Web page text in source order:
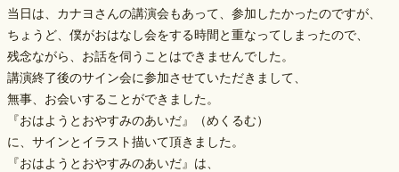
当日は、カナヨさんの講演会もあって、参加したかったのですが、
ちょうど、僕がおはなし会をする時間と重なってしまったので、
残念ながら、お話を伺うことはできませんでした。
講演終了後のサイン会に参加させていただきまして、
無事、お会いすることができました。
『おはようとおやすみのあいだ』（めくるむ）
に、サインとイラスト描いて頂きました。
『おはようとおやすみのあいだ』は、